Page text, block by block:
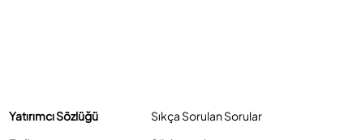
Yatırımcı Sözlüğü
Sıkça Sorulan Sorular